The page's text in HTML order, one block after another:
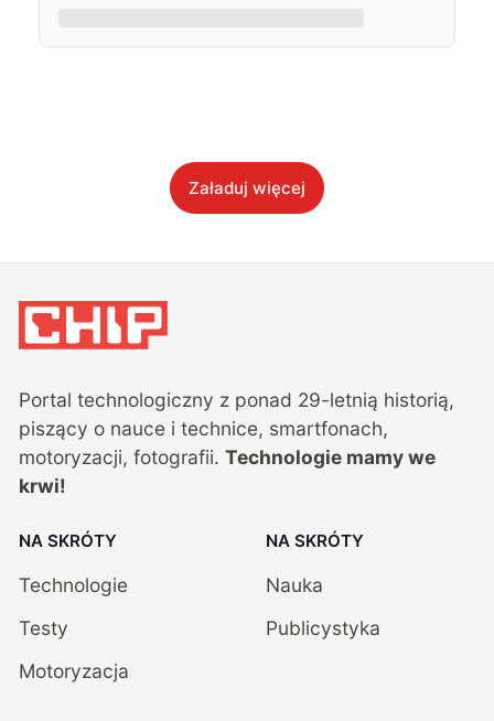
Załaduj więcej
Portal technologiczny z ponad 29-letnią historią,
piszący o nauce i technice, smartfonach,
motoryzacji, fotografii. Technologie mamy we
krwi!
NA SKRÓTY
Technologie
Testy
Motoryzacja
NA SKRÓTY
Nauka
Publicystyka